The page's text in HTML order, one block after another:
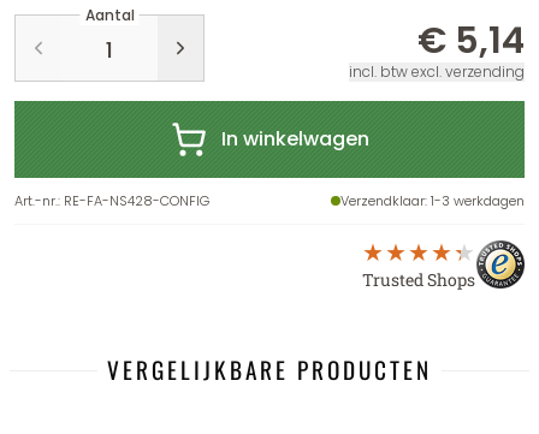
Aantal
€ 5,14
incl. btw excl. verzending
In winkelwagen
Art.-nr.: RE-FA-NS428-CONFIG Verzendklaar: 1-3 werkdagen
Trusted Shops
VERGELIJKBARE PRODUCTEN